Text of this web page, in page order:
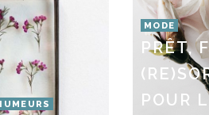
MODE
PRÊT,
POUR